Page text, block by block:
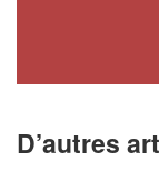
D’autres